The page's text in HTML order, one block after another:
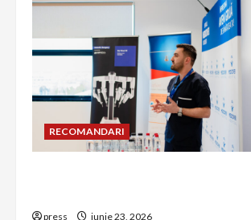
RECOMANDARI
press iunie 23, 2026